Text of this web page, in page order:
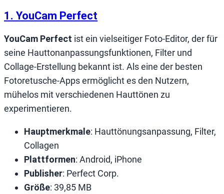
1. YouCam Perfect
YouCam Perfect ist ein vielseitiger Foto-Editor, der für
seine Hauttonanpassungsfunktionen, Filter und
Collage-Erstellung bekannt ist. Als eine der besten
Fotoretusche-Apps ermöglicht es den Nutzern,
mühelos mit verschiedenen Hauttönen zu
experimentieren.
Hauptmerkmale: Hauttönungsanpassung, Filter,
Collagen
Plattformen: Android, iPhone
Publisher: Perfect Corp.
Größe: 39,85 MB